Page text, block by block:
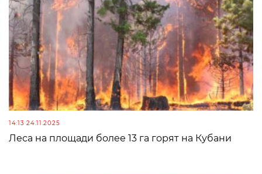
14:13 24.11.2025
Леса на площади более 13 га горят на Кубани